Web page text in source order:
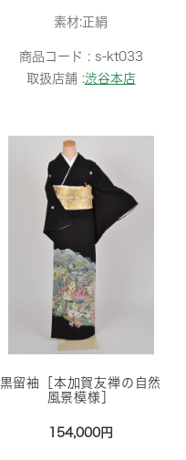
素材:正絹
商品コード : s-kt033
取扱店舗 :渋谷本店
黒留袖［本加賀友禅の自然
風景模様］
154,000円